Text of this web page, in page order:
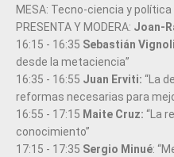
MESA: Tecno-ciencia y política
PRESENTA Y MODERA: Joan-
16:15 - 16:35 Sebastián
desde la metaciencia”
16:35 - 16:55 Juan Erviti: “La
reformas necesarias para
16:55 - 17:15 Maite Cruz: “La
conocimiento”
17:15 - 17:35 Sergio Minué: